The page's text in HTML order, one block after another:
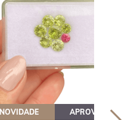
NOVIDADE APROVEITE